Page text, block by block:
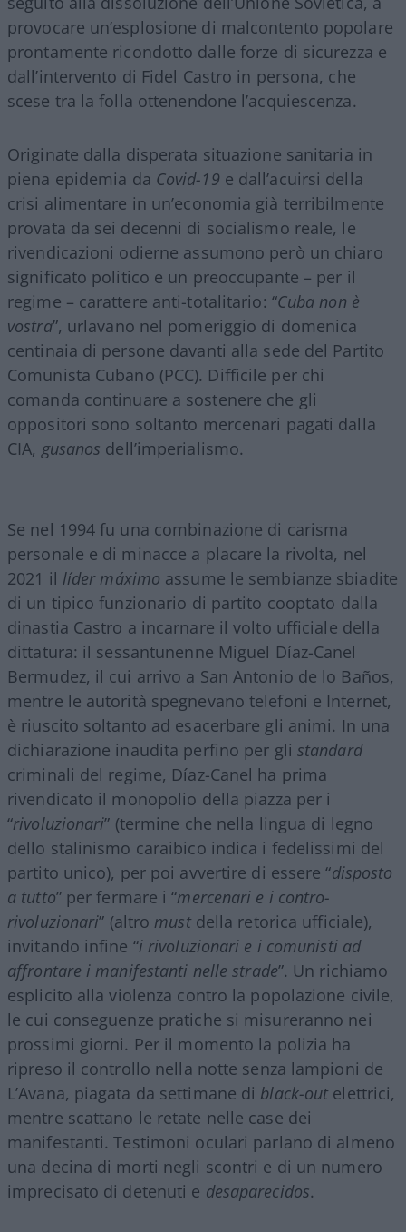
provocare un’esplosione di malcontento popolare
prontamente ricondotto dalle forze di sicurezza e
dall’intervento di Fidel Castro in persona, che
scese tra la folla ottenendone l’acquiescenza.
Originate dalla disperata situazione sanitaria in
piena epidemia da Covid-19 e dall’acuirsi della
crisi alimentare in un’economia già terribilmente
provata da sei decenni di socialismo reale, le
rivendicazioni odierne assumono però un chiaro
significato politico e un preoccupante – per il
regime – carattere anti-totalitario: “Cuba non è
vostra”, urlavano nel pomeriggio di domenica
centinaia di persone davanti alla sede del Partito
Comunista Cubano (PCC). Difficile per chi
comanda continuare a sostenere che gli
oppositori sono soltanto mercenari pagati dalla
CIA, gusanos dell’imperialismo.
Se nel 1994 fu una combinazione di carisma
personale e di minacce a placare la rivolta, nel
2021 il líder máximo assume le sembianze sbiadite
di un tipico funzionario di partito cooptato dalla
dinastia Castro a incarnare il volto ufficiale della
dittatura: il sessantunenne Miguel Díaz-Canel
Bermudez, il cui arrivo a San Antonio de lo Baños,
mentre le autorità spegnevano telefoni e Internet,
è riuscito soltanto ad esacerbare gli animi. In una
dichiarazione inaudita perfino per gli standard
criminali del regime, Díaz-Canel ha prima
rivendicato il monopolio della piazza per i
“rivoluzionari” (termine che nella lingua di legno
dello stalinismo caraibico indica i fedelissimi del
partito unico), per poi avvertire di essere “disposto
a tutto” per fermare i “mercenari e i contro-
rivoluzionari” (altro must della retorica ufficiale),
invitando infine “i rivoluzionari e i comunisti ad
affrontare i manifestanti nelle strade”. Un richiamo
esplicito alla violenza contro la popolazione civile,
le cui conseguenze pratiche si misureranno nei
prossimi giorni. Per il momento la polizia ha
ripreso il controllo nella notte senza lampioni de
L’Avana, piagata da settimane di black-out elettrici,
mentre scattano le retate nelle case dei
manifestanti. Testimoni oculari parlano di almeno
una decina di morti negli scontri e di un numero
imprecisato di detenuti e desaparecidos.